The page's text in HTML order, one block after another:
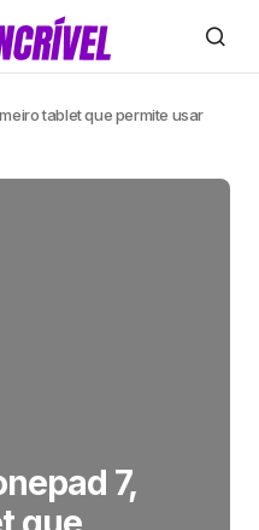
tablet que permite usar
7,